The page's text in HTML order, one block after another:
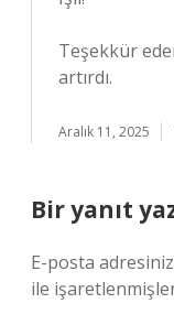
Teşekkür
artırdı.
Aralık 11, 2025
Bir yanıt
E-posta
ile